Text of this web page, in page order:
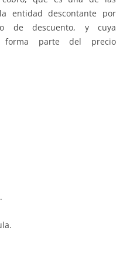
entidad descontante por
de descuento, y cuya
forma parte del precio